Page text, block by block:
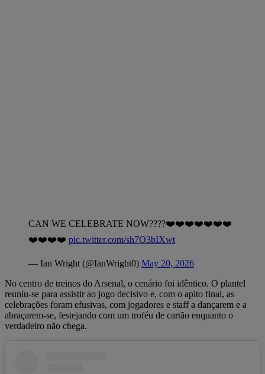
CAN WE CELEBRATE NOW????❤️❤️❤️❤️❤️❤️❤️
❤️❤️❤️❤️ pic.twitter.com/sh7O3bIXwt
— Ian Wright (@IanWright0) May 20, 2026
No centro de treinos do Arsenal, o cenário foi idêntico. O plantel
reuniu-se para assistir ao jogo decisivo e, com o apito final, as
celebrações foram efusivas, com jogadores e staff a dançarem e a
abraçarem-se, festejando com um troféu de cartão enquanto o
verdadeiro não chega.